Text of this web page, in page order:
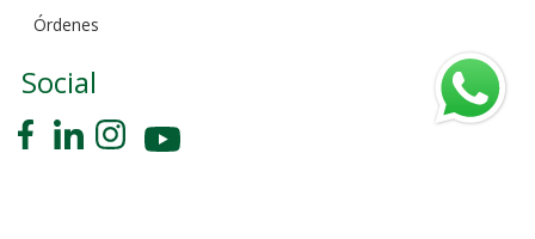
Órdenes
Social